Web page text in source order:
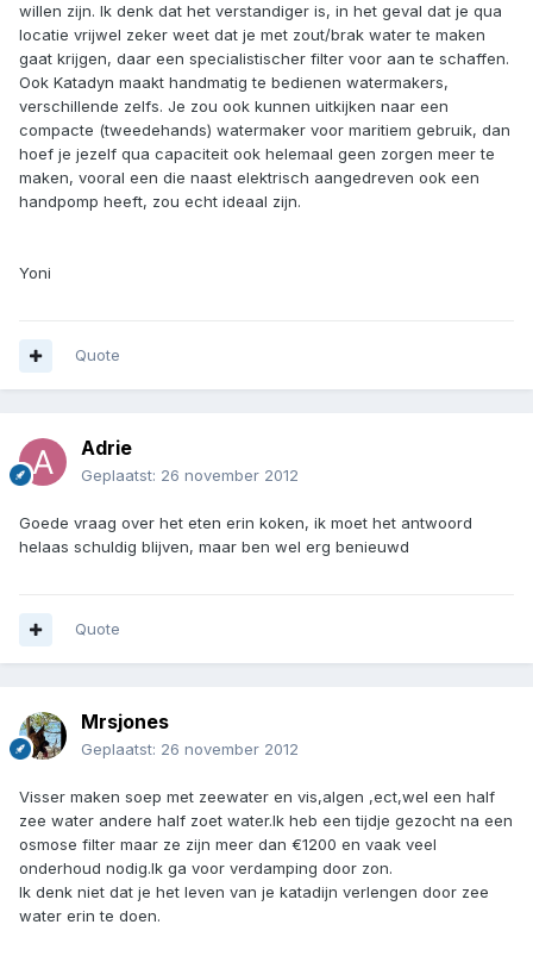
willen zijn. Ik denk dat het verstandiger is, in het geval dat je qua
locatie vrijwel zeker weet dat je met zout/brak water te maken
gaat krijgen, daar een specialistischer filter voor aan te schaffen.
Ook Katadyn maakt handmatig te bedienen watermakers,
verschillende zelfs. Je zou ook kunnen uitkijken naar een
compacte (tweedehands) watermaker voor maritiem gebruik, dan
hoef je jezelf qua capaciteit ook helemaal geen zorgen meer te
maken, vooral een die naast elektrisch aangedreven ook een
handpomp heeft, zou echt ideaal zijn.
Yoni
Quote
Adrie
Geplaatst: 26 november 2012
Goede vraag over het eten erin koken, ik moet het antwoord
helaas schuldig blijven, maar ben wel erg benieuwd
Quote
Mrsjones
Geplaatst: 26 november 2012
Visser maken soep met zeewater en vis,algen ,ect,wel een half
zee water andere half zoet water.Ik heb een tijdje gezocht na een
osmose filter maar ze zijn meer dan €1200 en vaak veel
onderhoud nodig.Ik ga voor verdamping door zon.
Ik denk niet dat je het leven van je katadijn verlengen door zee
water erin te doen.